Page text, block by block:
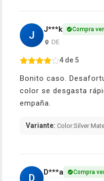
J J***k Compra
DE
4 de 5
Bonito caso.
color se desgasta
empaña.
Variante: Color:Silver
D D***a Compra